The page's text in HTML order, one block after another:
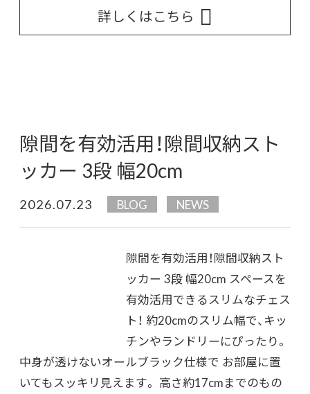
詳しくはこちら
隙間を有効活用！隙間収納スト
ッカー 3段 幅20cm
2026.07.23 BLOG NEWS
隙間を有効活用！隙間収納スト
ッカー 3段 幅20cm スペースを
有効活用できるスリムなチェス
ト！ 約20cmのスリム幅で、キッ
チンやランドリーにぴったり。
中身が透けないオールブラック仕様で お部屋に置
いてもスッキリ見えます。 高さ約17cmまでのもの